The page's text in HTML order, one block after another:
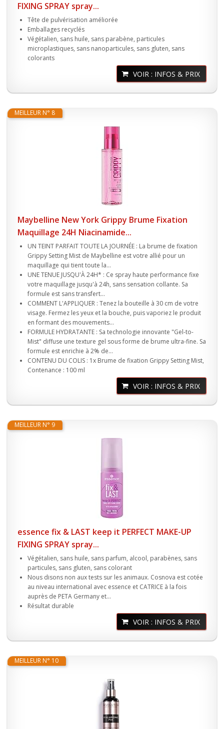
FIXING SPRAY spray...
Tête de pulvérisation améliorée
Emballages recyclés
Végétalien, sans huile, sans parabène, particules
microplastiques, sans nanoparticules, sans gluten, sans
colorants
VOIR : INFOS & PRIX
MEILLEUR N° 8
Maybelline New York Grippy Brume Fixation
Maquillage 24H Niacinamide...
UN TEINT PARFAIT TOUTE LA JOURNÉE : La brume de fixation
Grippy Setting Mist de Maybelline est votre allié pour un
maquillage qui tient toute la...
UNE TENUE JUSQU'À 24H* : Ce spray haute performance fixe
votre maquillage jusqu'à 24h, sans sensation collante. Sa
formule est sans transfert...
COMMENT L'APPLIQUER : Tenez la bouteille à 30 cm de votre
visage. Fermez les yeux et la bouche, puis vaporiez le produit
en formant des mouvements...
FORMULE HYDRATANTE : Sa technologie innovante "Gel-to-
Mist" diffuse une texture gel sous forme de brume ultra-fine. Sa
formule est enrichie à 2% de...
CONTENU DU COLIS : 1x Brume de fixation Grippy Setting Mist,
Contenance : 100 ml
VOIR : INFOS & PRIX
MEILLEUR N° 9
essence fix & LAST keep it PERFECT MAKE-UP
FIXING SPRAY spray...
Végétalien, sans huile, sans parfum, alcool, parabènes, sans
particules, sans gluten, sans colorant
Nous disons non aux tests sur les animaux. Cosnova est cotée
au niveau international avec essence et CATRICE à la fois
auprès de PETA Germany et...
Résultat durable
VOIR : INFOS & PRIX
MEILLEUR N° 10